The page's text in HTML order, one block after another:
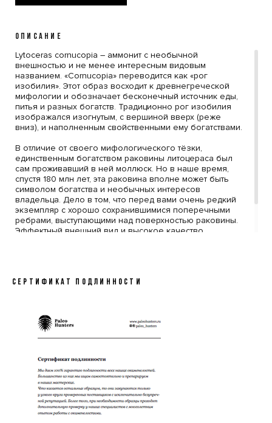
ОПИСАНИЕ
Lytoceras cornucopia – аммонит с необычной
внешностью и не менее интересным видовым
названием. «Cornucopia» переводится как «рог
изобилия». Этот образ восходит к древнегреческой
мифологии и обозначает бесконечный источник еды,
питья и разных богатств. Традиционно рог изобилия
изображался изогнутым, с вершиной вверх (реже
вниз), и наполненным свойственными ему богатствами.
В отличие от своего мифологического тёзки,
единственным богатством раковины литоцераса был
сам проживавший в ней моллюск. Но в наше время,
спустя 180 млн лет, эта раковина вполне может быть
символом богатства и необычных интересов
владельца. Дело в том, что перед вами очень редкий
экземпляр с хорошо сохранившимися поперечными
ребрами, выступающими над поверхностью раковины.
Эффектный внешний вид и высокое качество
СЕРТИФИКАТ ПОДЛИННОСТИ